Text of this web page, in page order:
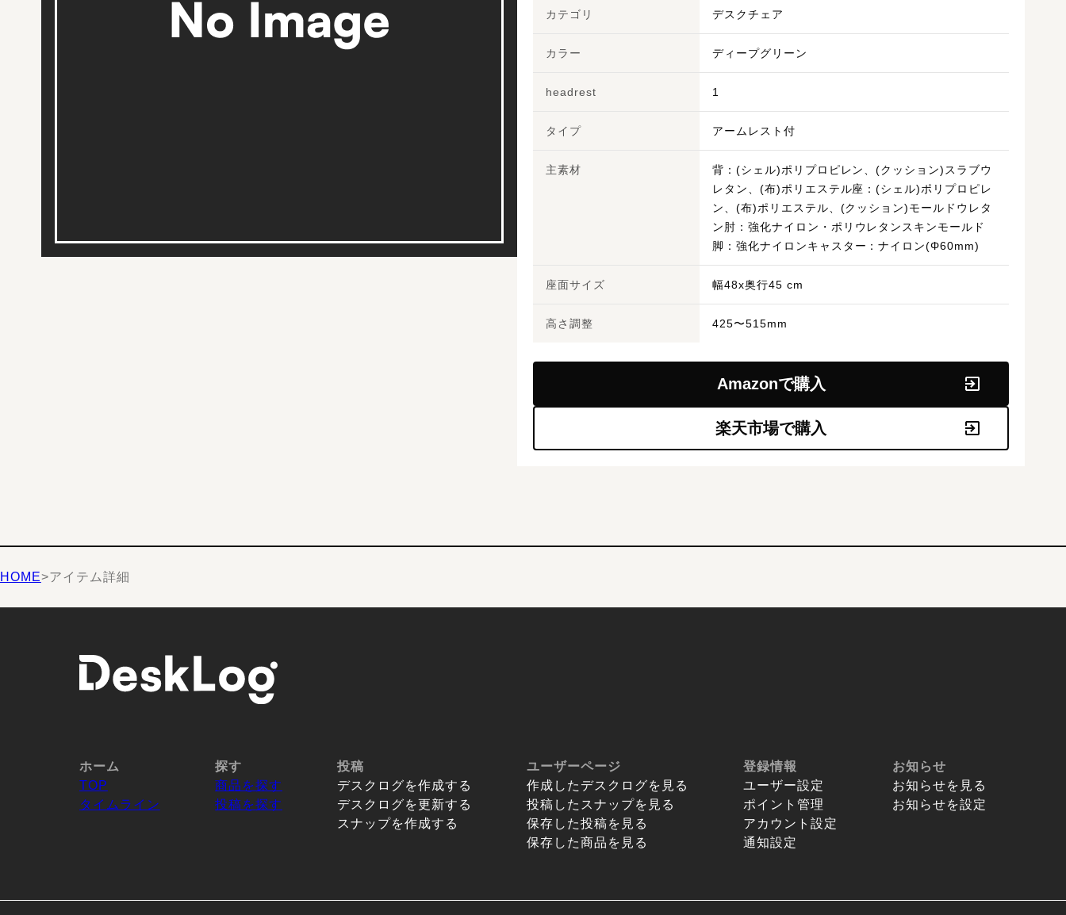
カテゴリ デスクチェア
カラー ディープグリーン
headrest 1
タイプ アームレスト付
主素材
背：(シェル)ポリプロピレン、(クッション)スラブウ
レタン、(布)ポリエステル座：(シェル)ポリプロピレ
ン、(布)ポリエステル、(クッション)モールドウレタ
ン肘：強化ナイロン・ポリウレタンスキンモールド
脚：強化ナイロンキャスター：ナイロン(Φ60mm)
座面サイズ 幅48x奥行45 cm
高さ調整 425〜515mm
Amazonで購入
楽天市場で購入
HOME>アイテム詳細
ホーム
TOP
タイムライン
探す
商品を探す
投稿を探す
投稿
デスクログを作成する
デスクログを更新する
スナップを作成する
ユーザーページ
作成したデスクログを見る
投稿したスナップを見る
保存した投稿を見る
保存した商品を見る
登録情報
ユーザー設定
ポイント管理
アカウント設定
通知設定
お知らせ
お知らせを見る
お知らせを設定